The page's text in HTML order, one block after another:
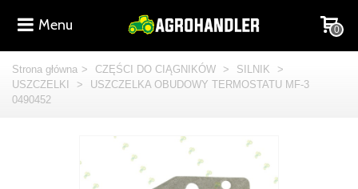
Menu 0
Strona główna > CZĘŚCI DO CIĄGNIKÓW > SILNIK
>
USZCZELKI
>
USZCZELKA OBUDOWY TERMOSTATU MF-3
0490452